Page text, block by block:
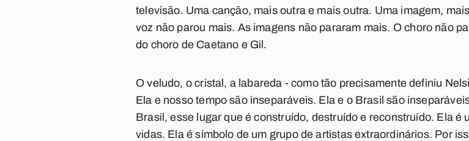
televisão. Uma canção, mais outra e mais outra. Uma imagem,
voz não parou mais. As imagens não pararam mais. O choro não
do choro de Caetano e Gil.
O veludo, o cristal, a labareda - como tão precisamente definiu
Ela e nosso tempo são inseparáveis. Ela e o Brasil são
Brasil, esse lugar que é construído, destruído e reconstruído. Ela é
vidas. Ela é símbolo de um grupo de artistas extraordinários. Por